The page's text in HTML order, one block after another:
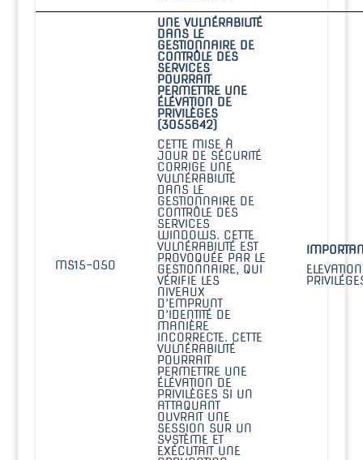
MS15-050
UNE VULNÉRABILITÉ
DANS LE
GESTIONNAIRE DE
CONTRÔLE DES
SERVICES
POURRAIT
PERMETTRE UNE
ÉLÉVATION DE
PRIVILÈGES
(3055642)
CETTE MISE À
JOUR DE SÉCURITÉ
CORRIGE UNE
VULNÉRABILITÉ
DANS LE
GESTIONNAIRE DE
CONTRÔLE DES
SERVICES
WINDOWS. CETTE
VULNÉRABILITÉ EST
PROVOQUÉE PAR LE
GESTIONNAIRE, QUI
VÉRIFIE LES
NIVEAUX
D’EMPRUNT
D’IDENTITÉ DE
MANIÈRE
INCORRECTE. CETTE
VULNÉRABILITÉ
POURRAIT
PERMETTRE UNE
ÉLÉVATION DE
PRIVILÈGES SI UN
ATTAQUANT
OUVRAIT UNE
SESSION SUR UN
SYSTÈME ET
EXÉCUTAIT UNE